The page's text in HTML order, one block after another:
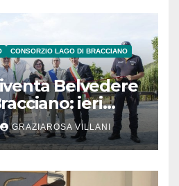
CONSORZIO LAGO DI BRACCIANO
Belvedere
ieri
GRAZIAROSA VILLANI